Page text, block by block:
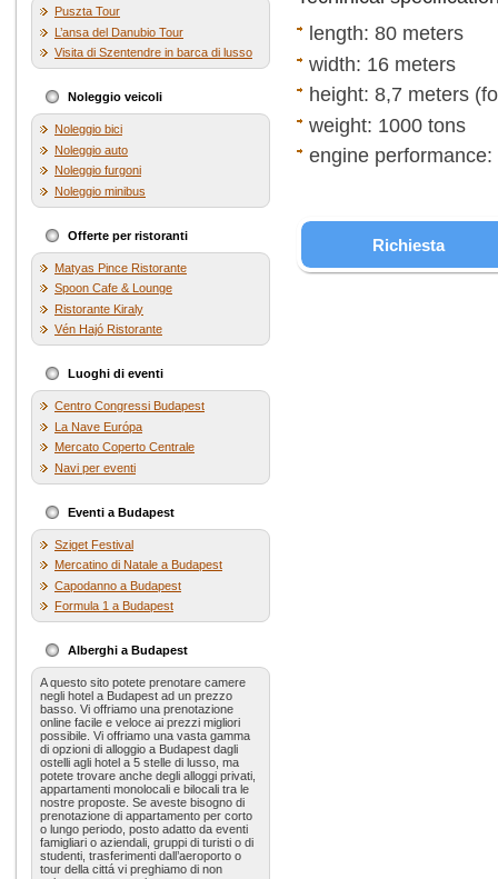
Puszta Tour
L’ansa del Danubio Tour
Visita di Szentendre in barca di lusso
Noleggio veicoli
Noleggio bici
Noleggio auto
Noleggio furgoni
Noleggio minibus
Offerte per ristoranti
Matyas Pince Ristorante
Spoon Cafe & Lounge
Ristorante Kiraly
Vén Hajó Ristorante
Luoghi di eventi
Centro Congressi Budapest
La Nave Európa
Mercato Coperto Centrale
Navi per eventi
Eventi a Budapest
Sziget Festival
Mercatino di Natale a Budapest
Capodanno a Budapest
Formula 1 a Budapest
Alberghi a Budapest
A questo sito potete prenotare camere
negli hotel a Budapest ad un prezzo
basso. Vi offriamo una prenotazione
online facile e veloce ai prezzi migliori
possibile. Vi offriamo una vasta gamma
di opzioni di alloggio a Budapest dagli
ostelli agli hotel a 5 stelle di lusso, ma
potete trovare anche degli alloggi privati,
appartamenti monolocali e bilocali tra le
nostre proposte. Se aveste bisogno di
prenotazione di appartamento per corto
o lungo periodo, posto adatto da eventi
famigliari o aziendali, gruppi di turisti o di
studenti, trasferimenti dall’aeroporto o
tour della cittá vi preghiamo di non
length: 80 meters
width: 16 meters
height: 8,7 meters
weight: 1000 tons
engine
Richiesta